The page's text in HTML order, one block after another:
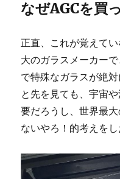
なぜAGCを買
正直、これが覚えて
大のガラスメーカー
で特殊なガラスが絶
と先を見ても、宇宙
要だろうし、世界最
ないやろ！的考えをし